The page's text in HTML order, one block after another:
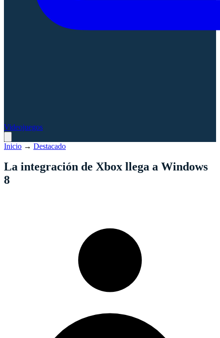
Videojuegos
Inicio → Destacado
La integración de Xbox llega a Windows
8